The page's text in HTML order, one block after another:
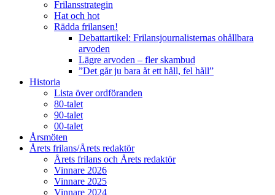
Frilansstrategin
Hat och hot
Rädda frilansen!
Debattartikel: Frilansjournalisternas ohållbara
arvoden
Lägre arvoden – fler skambud
”Det går ju bara åt ett håll, fel håll”
Historia
Lista över ordföranden
80-talet
90-talet
00-talet
Årsmöten
Årets frilans/Årets redaktör
Årets frilans och Årets redaktör
Vinnare 2026
Vinnare 2025
Vinnare 2024